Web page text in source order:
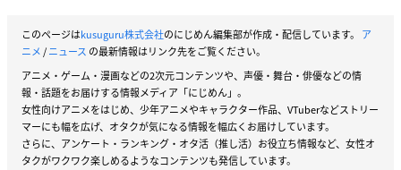
このページはkusuguru株式会社のにじめん編集部が作成・配信しています。 ア
ニメ/ニュース の最新情報はリンク先をご覧ください。
アニメ・ゲーム・漫画などの2次元コンテンツや、声優・舞台・俳優などの情
報・話題をお届けする情報メディア「にじめん」。
女性向けアニメをはじめ、少年アニメやキャラクター作品、VTuberなどストリー
マーにも幅を広げ、オタクが気になる情報を幅広くお届けしています。
さらに、アンケート・ランキング・オタ活（推し活）お役立ち情報など、女性オ
タクがワクワク楽しめるようなコンテンツも発信しています。